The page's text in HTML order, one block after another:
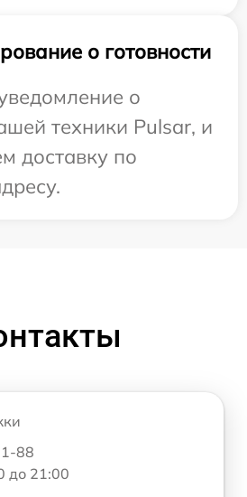
о готовности
о
техники Pulsar, и
доставку по
88
до 21:00